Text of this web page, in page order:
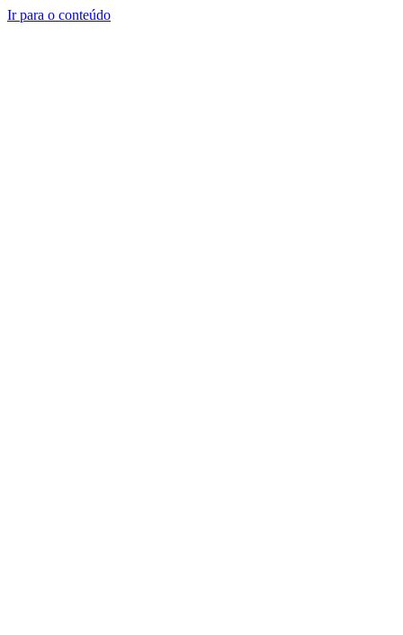
Ir para o conteúdo